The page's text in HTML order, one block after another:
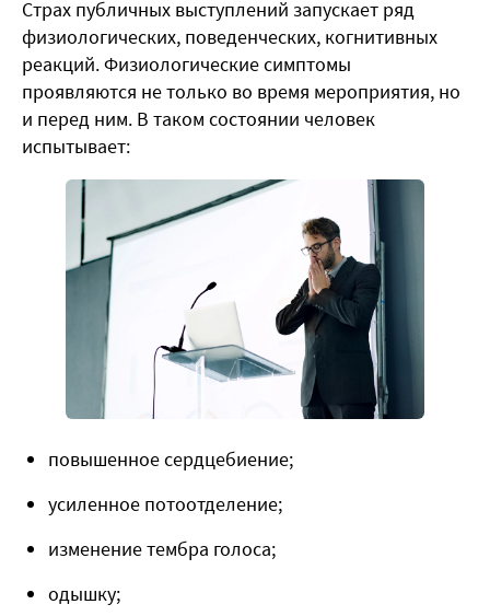
Страх публичных выступлений запускает ряд
физиологических, поведенческих, когнитивных
реакций. Физиологические симптомы
проявляются не только во время мероприятия, но
и перед ним. В таком состоянии человек
испытывает:
повышенное сердцебиение;
усиленное потоотделение;
изменение тембра голоса;
одышку;